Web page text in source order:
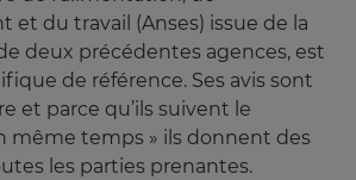
et du travail (Anses) issue de la
deux précédentes agences, est
de référence. Ses avis sont
et parce qu’ils suivent le
même temps » ils donnent des
les parties prenantes.